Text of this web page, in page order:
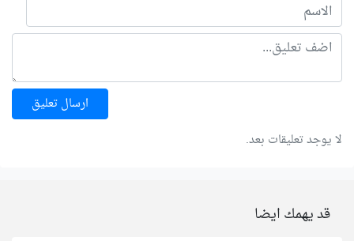
ارسال تعليق
لا يوجد تعليقات بعد.
قد يهمك ايضا